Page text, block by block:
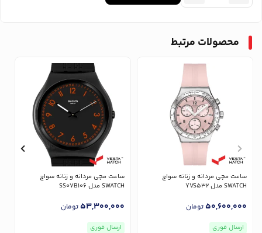
محصولات مرتبط
ساعت مچی مردانه و زنانه سواچ
SWATCH مدل YVS532
50,600,000تومان
ارسال فوری
ساعت مچی مردانه و زنانه سواچ
SWATCH مدل SS07B106
53,300,000تومان
ارسال فوری